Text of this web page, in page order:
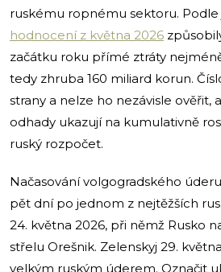
ruskému ropnému sektoru. Podle
hodnocení z května 2026
začátku roku přímé ztráty
tedy zhruba 160 miliard korun.
strany a nelze ho nezávisle ověřit,
odhady ukazují na kumulativně
ruský rozpočet.
Načasování volgogradského
pět dní po jednom z nejtěžších
24. května 2026, při němž Rusko
střelu Orešnik. Zelenskyj 29.
velkým ruským úderem. Označit